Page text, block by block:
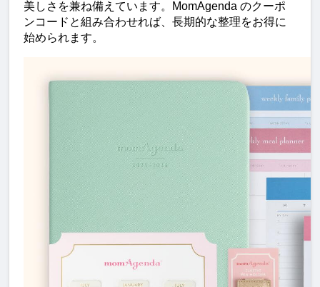
美しさを兼ね備えています。MomAgenda のクーポ
ンコードと組み合わせれば、長期的な整理をお得に
始められます。